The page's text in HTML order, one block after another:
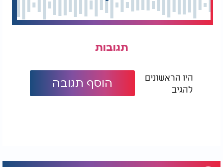
תגובות
היו הראשונים
להגיב
הוסף תגובה